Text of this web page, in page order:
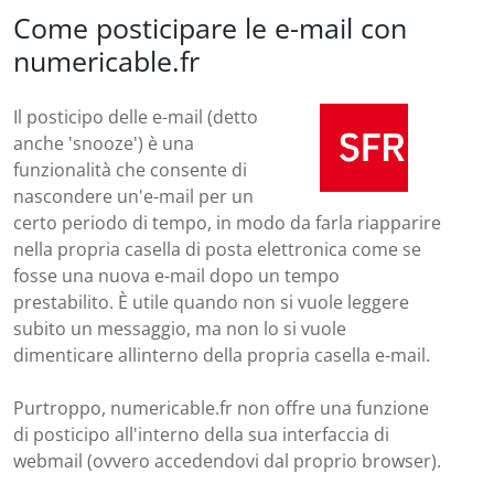
Come posticipare le e-mail con
numericable.fr
Il posticipo delle e-mail (detto
anche 'snooze') è una
funzionalità che consente di
nascondere un'e-mail per un
certo periodo di tempo, in modo da farla riapparire
nella propria casella di posta elettronica come se
fosse una nuova e-mail dopo un tempo
prestabilito. È utile quando non si vuole leggere
subito un messaggio, ma non lo si vuole
dimenticare allinterno della propria casella e-mail.
Purtroppo, numericable.fr non offre una funzione
di posticipo all'interno della sua interfaccia di
webmail (ovvero accedendovi dal proprio browser).